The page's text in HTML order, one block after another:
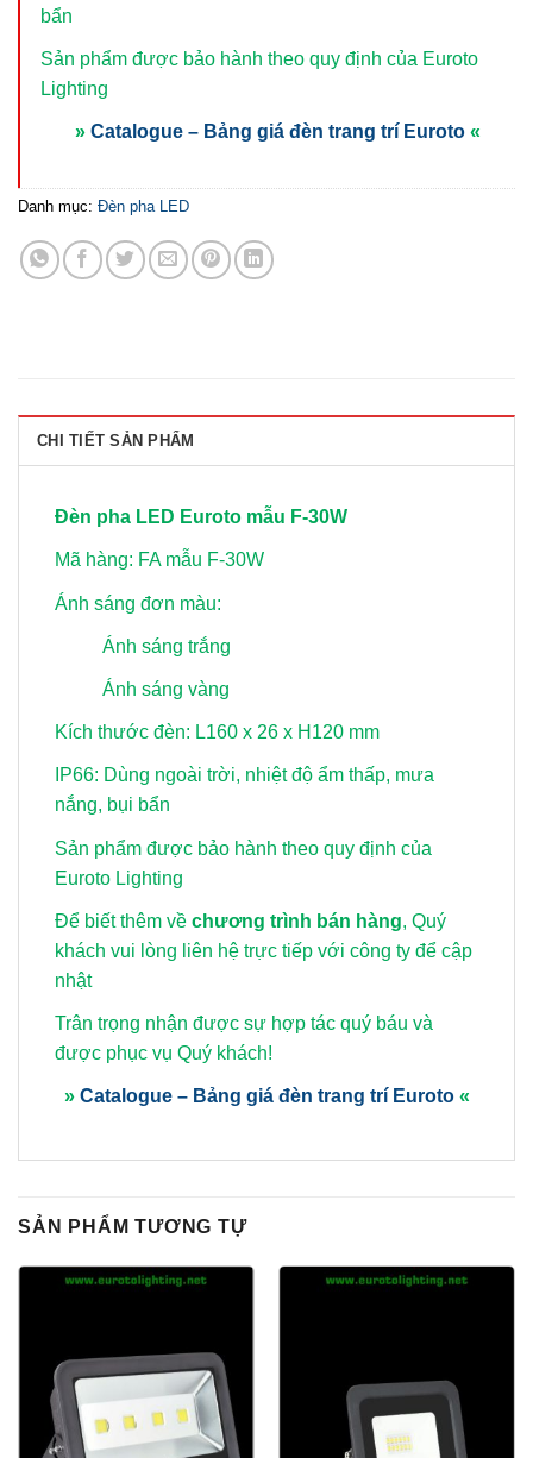
bẩn
Sản phẩm được bảo hành theo quy định của Euroto
Lighting
» Catalogue – Bảng giá đèn trang trí Euroto «
Danh mục: Đèn pha LED
CHI TIẾT SẢN PHẨM
Đèn pha LED Euroto mẫu F-30W
Mã hàng: FA mẫu F-30W
Ánh sáng đơn màu:
Ánh sáng trắng
Ánh sáng vàng
Kích thước đèn: L160 x 26 x H120 mm
IP66: Dùng ngoài trời, nhiệt độ ẩm thấp, mưa
nắng, bụi bẩn
Sản phẩm được bảo hành theo quy định của
Euroto Lighting
Để biết thêm về chương trình bán hàng, Quý
khách vui lòng liên hệ trực tiếp với công ty để cập
nhật
Trân trọng nhận được sự hợp tác quý báu và
được phục vụ Quý khách!
» Catalogue – Bảng giá đèn trang trí Euroto «
SẢN PHẨM TƯƠNG TỰ